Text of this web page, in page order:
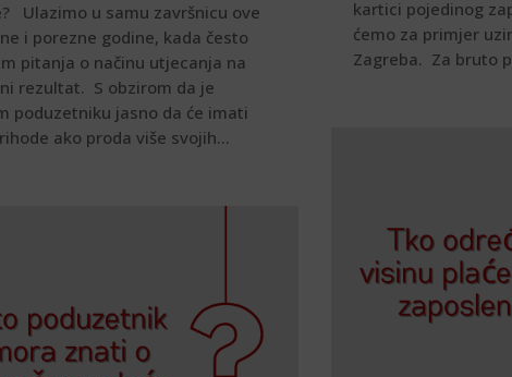
Ulazimo u samu završnicu ove
i porezne godine, kada često
pitanja o načinu utjecanja na
rezultat. S obzirom da je
poduzetniku jasno da će imati
ako proda više svojih...
kartici pojedinog
ćemo za primjer
Zagreba. Za bruto